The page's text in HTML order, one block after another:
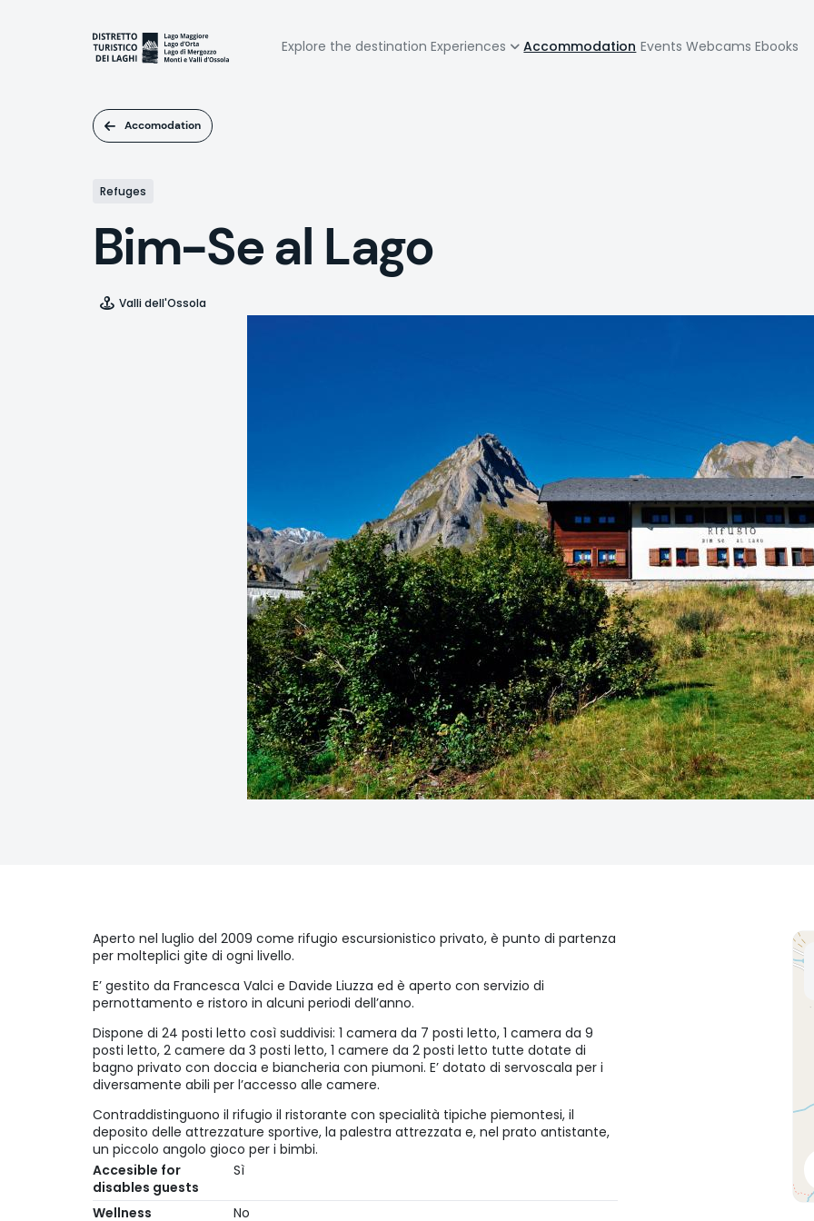
Navigazione
Explore the destination Experiences Accommodation Events Webcams Ebooks
Accomodation
Refuges
Bim-Se al Lago
Valli dell'Ossola
Aperto nel luglio del 2009 come rifugio escursionistico privato, è punto di partenza
per molteplici gite di ogni livello.
E’ gestito da Francesca Valci e Davide Liuzza ed è aperto con servizio di
pernottamento e ristoro in alcuni periodi dell’anno.
Dispone di 24 posti letto così suddivisi: 1 camera da 7 posti letto, 1 camera da 9
posti letto, 2 camere da 3 posti letto, 1 camere da 2 posti letto tutte dotate di
bagno privato con doccia e biancheria con piumoni. E’ dotato di servoscala per i
diversamente abili per l’accesso alle camere.
Contraddistinguono il rifugio il ristorante con specialità tipiche piemontesi, il
deposito delle attrezzature sportive, la palestra attrezzata e, nel prato antistante,
un piccolo angolo gioco per i bimbi.
Accesible for
disables guests
Sì
Wellness
No